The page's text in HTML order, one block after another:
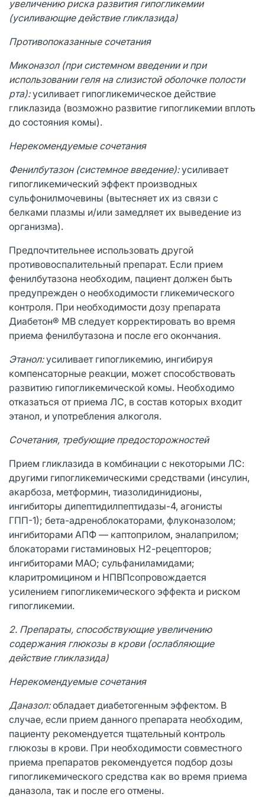
увеличению риска развития гипогликемии
(усиливающие действие гликлазида)
Противопоказанные сочетания
Миконазол (при системном введении и при
использовании геля на слизистой оболочке полости
рта):усиливает гипогликемическое действие
гликлазида (возможно развитие гипогликемии вплоть
до состояния комы).
Нерекомендуемые сочетания
Фенилбутазон (системное введение):усиливает
гипогликемический эффект производных
сульфонилмочевины (вытесняет их из связи с
белками плазмы и/или замедляет их выведение из
организма).
Предпочтительнее использовать другой
противовоспалительный препарат. Если прием
фенилбутазона необходим, пациент должен быть
предупрежден о необходимости гликемического
контроля. При необходимости дозу препарата
Диабетон® МВ следует корректировать во время
приема фенилбутазона и после его окончания.
Этанол:усиливает гипогликемию, ингибируя
компенсаторные реакции, может способствовать
развитию гипогликемической комы. Необходимо
отказаться от приема ЛС, в состав которых входит
этанол, и употребления алкоголя.
Сочетания, требующие предосторожностей
Прием гликлазида в комбинации с некоторыми ЛС:
другими гипогликемическими средствами (инсулин,
акарбоза, метформин, тиазолидинидионы,
ингибиторы дипептидилпептидазы-4, агонисты
ГПП-1); бета-адреноблокаторами, флуконазолом;
ингибиторами АПФ — каптоприлом, эналаприлом;
блокаторами гистаминовых Н2-рецепторов;
ингибиторами МАО; сульфаниламидами;
кларитромицином и НПВПсопровождается
усилением гипогликемического эффекта и риском
гипогликемии.
2. Препараты, способствующие увеличению
содержания глюкозы в крови (ослабляющие
действие гликлазида)
Нерекомендуемые сочетания
Даназол:обладает диабетогенным эффектом. В
случае, если прием данного препарата необходим,
пациенту рекомендуется тщательный контроль
глюкозы в крови. При необходимости совместного
приема препаратов рекомендуется подбор дозы
гипогликемического средства как во время приема
даназола, так и после его отмены.